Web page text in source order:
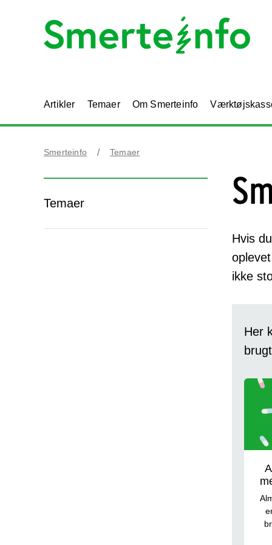
Artikler Temaer Om Smerteinfo
Smerteinfo Temaer
Temaer
Hvis
ikke
Her